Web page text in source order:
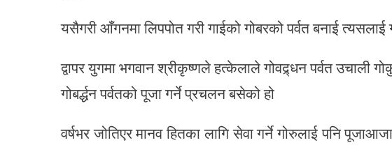
यसैगरी आँगनमा लिपपोत गरी गाईको गोबरको पर्वत बनाई त्यसलाई
द्वापर युगमा भगवान श्रीकृष्णले हत्केलाले गोवद्र्धन पर्वत उचाली
गोबर्द्धन पर्वतको पूजा गर्ने प्रचलन बसेको हो
वर्षभर जोतिएर मानव हितका लागि सेवा गर्ने गोरुलाई पनि